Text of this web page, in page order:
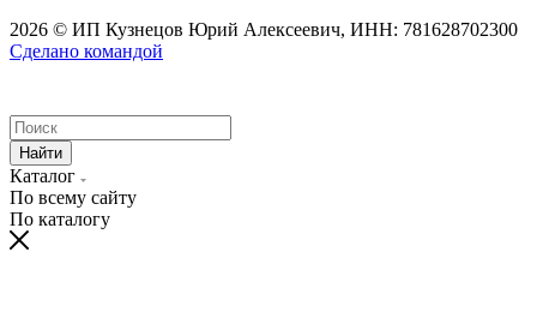
2026 © ИП Кузнецов Юрий Алексеевич, ИНН: 781628702300
Сделано командой
Найти
Каталог
По всему сайту
По каталогу